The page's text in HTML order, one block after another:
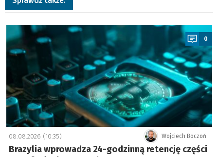
a
0
Wojciech Boczoń
08.08.2026 (10:35)
Brazylia wprowadza 24-godzinną retencję części